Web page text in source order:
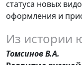
статуса новых
оформления и
Из истории
Томсинов В.А.